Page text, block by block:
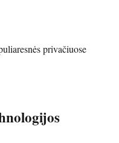
privačiuose